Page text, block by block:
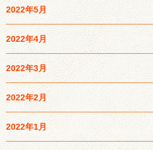
2022年5月
2022年4月
2022年3月
2022年2月
2022年1月